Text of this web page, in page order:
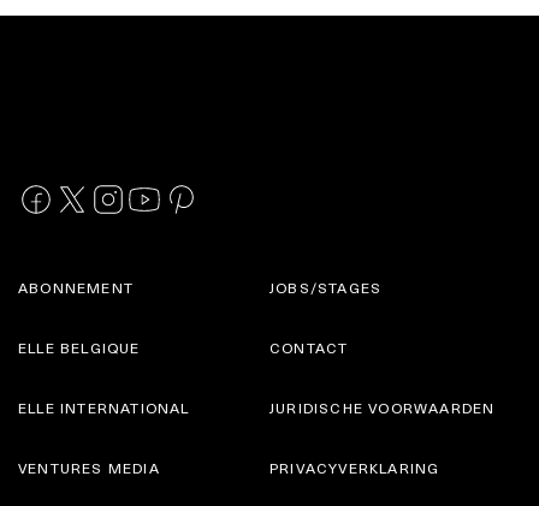
ABONNEMENT
ELLE BELGIQUE
JOBS/STAGES
CONTACT
ELLE INTERNATIONAL
VENTURES MEDIA
JURIDISCHE VOORWAARDEN
PRIVACYVERKLARING